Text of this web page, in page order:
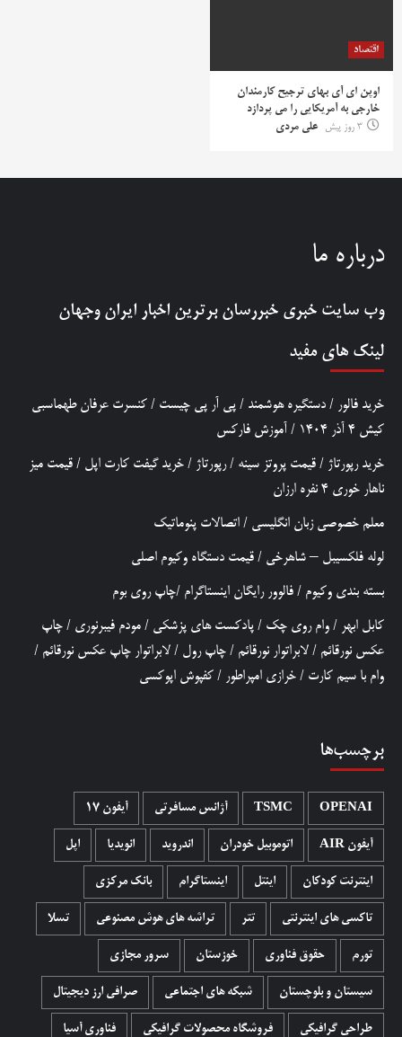
اقتصاد
اوپن ای آی بهای ترجیح کارمندان
خارجی به آمریکایی را می پردازد
3 روز پیش
علی مردی
درباره ما
وب سایت خبری خبررسان برترین اخبار ایران وجهان
لینک های مفید
خرید فالور / دستگیره هوشمند / پی آر پی چیست / کنسرت عرفان طهماسبی
کیش 4 آذر 1404
/ آموزش فارکس
خرید رپورتاژ / قیمت پروتز سینه /رپورتاژ / خرید گیفت کارت اپل / قیمت میز
ناهار خوری 4 نفره ارزان
معلم خصوصی زبان انگلیسی / اتصالات پنوماتیک
لوله فلکسیبل – شاهرخی / قیمت دستگاه وکیوم اصلی
بسته بندی وکیوم / فالوور رایگان اینستاگرام /چاپ روی بوم
کابل ابهر / وام روی چک / پادکست های پزشکی / مودم فیبرنوری / چاپ
عکس نورقائم / لابراتوار نورقائم / چاپ رول / لابراتوار چاپ عکس نورقائم /
وام با سیم کارت / خرازی امپراطور / کفپوش اپوکسی
برچسب‌ها
OPENAI
TSMC آژانس مسافرتی آیفون 17
آیفون AIR اتوموبیل خودران اندروید انویدیا اپل
اینترنت کودکان اینتل اینستاگرام بانک مرکزی
تاکسی های اینترنتی تتر تراشه های هوش مصنوعی تسلا
تورم حقوق فناوری خوزستان سرور مجازی
سیستان و بلوچستان شبکه های اجتماعی صرافی ارز دیجیتال
طراحی گرافیکی فروشگاه محصولات گرافيکی فناوری آسیا